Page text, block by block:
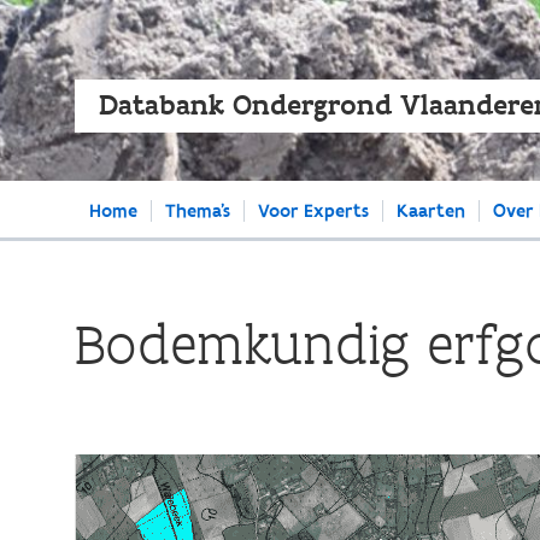
Databank Ondergrond
Home Thema's Voor Experts Kaarten Over
Bodemkundig